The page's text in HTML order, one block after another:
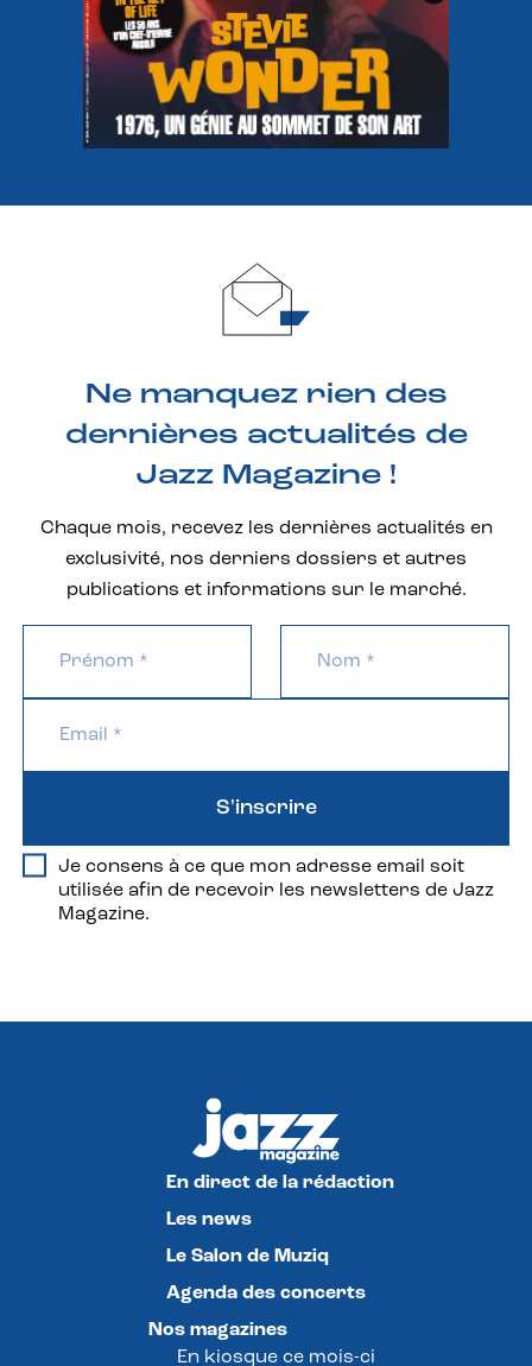
Ne manquez rien des
dernières actualités de
Jazz Magazine !
Chaque mois, recevez les dernières actualités en
exclusivité, nos derniers dossiers et autres
publications et informations sur le marché.
Je consens à ce que mon adresse email soit
utilisée afin de recevoir les newsletters de Jazz
Magazine.
S'inscrire
En direct de la rédaction
Les news
Le Salon de Muziq
Agenda des concerts
Nos magazines
En kiosque ce mois-ci